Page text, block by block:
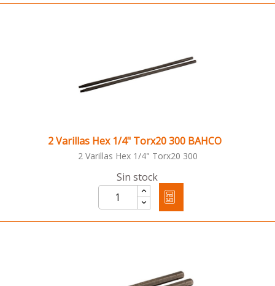
2 Varillas Hex 1/4" Torx20 300 BAHCO
2 Varillas Hex 1/4" Torx20 300
Sin stock